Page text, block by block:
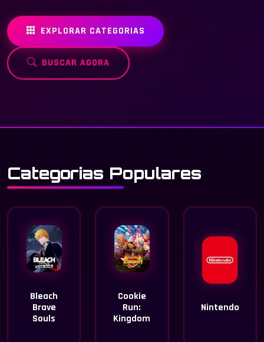
EXPLORAR CATEGORIAS
BUSCAR AGORA
Categorias Populares
Bleach
Brave
Souls
Cookie
Run:
Kingdom
Nintendo